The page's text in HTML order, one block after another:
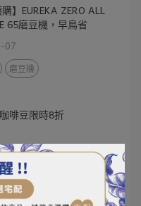
購】EUREKA ZERO ALL
65磨豆機，早鳥省
07
磨豆機
啡豆限時8折
17